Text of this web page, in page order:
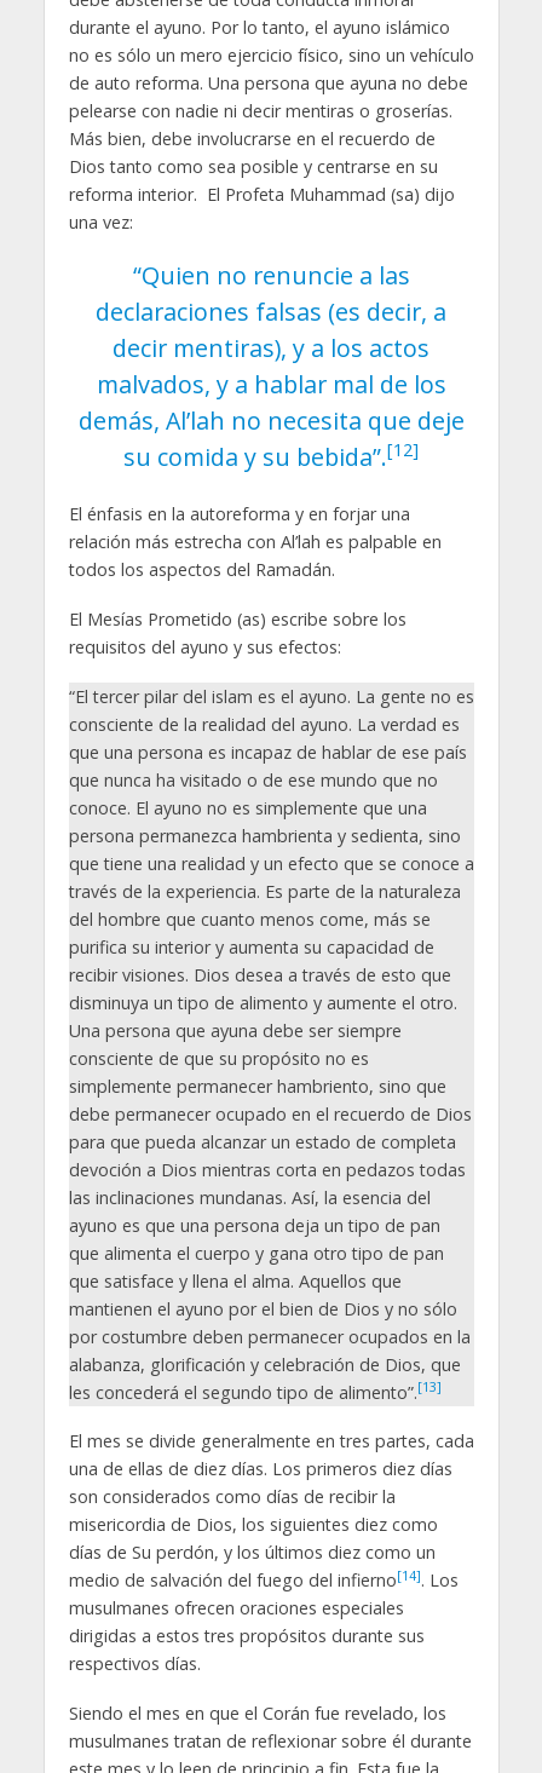
durante el ayuno. Por lo tanto, el ayuno islámico
no es sólo un mero ejercicio físico, sino un vehículo
de auto reforma. Una persona que ayuna no debe
pelearse con nadie ni decir mentiras o groserías.
Más bien, debe involucrarse en el recuerdo de
Dios tanto como sea posible y centrarse en su
reforma interior. El Profeta Muhammad (sa) dijo
una vez:
“Quien no renuncie a las
declaraciones falsas (es decir, a
decir mentiras), y a los actos
malvados, y a hablar mal de los
demás, Al’lah no necesita que deje
su comida y su bebida”.[12]
El énfasis en la autoreforma y en forjar una
relación más estrecha con Al’lah es palpable en
todos los aspectos del Ramadán.
El Mesías Prometido (as) escribe sobre los
requisitos del ayuno y sus efectos:
“El tercer pilar del islam es el ayuno. La gente no es
consciente de la realidad del ayuno. La verdad es
que una persona es incapaz de hablar de ese país
que nunca ha visitado o de ese mundo que no
conoce. El ayuno no es simplemente que una
persona permanezca hambrienta y sedienta, sino
que tiene una realidad y un efecto que se conoce a
través de la experiencia. Es parte de la naturaleza
del hombre que cuanto menos come, más se
purifica su interior y aumenta su capacidad de
recibir visiones. Dios desea a través de esto que
disminuya un tipo de alimento y aumente el otro.
Una persona que ayuna debe ser siempre
consciente de que su propósito no es
simplemente permanecer hambriento, sino que
debe permanecer ocupado en el recuerdo de Dios
para que pueda alcanzar un estado de completa
devoción a Dios mientras corta en pedazos todas
las inclinaciones mundanas. Así, la esencia del
ayuno es que una persona deja un tipo de pan
que alimenta el cuerpo y gana otro tipo de pan
que satisface y llena el alma. Aquellos que
mantienen el ayuno por el bien de Dios y no sólo
por costumbre deben permanecer ocupados en la
alabanza, glorificación y celebración de Dios, que
les concederá el segundo tipo de alimento”.[13]
El mes se divide generalmente en tres partes, cada
una de ellas de diez días. Los primeros diez días
son considerados como días de recibir la
misericordia de Dios, los siguientes diez como
días de Su perdón, y los últimos diez como un
medio de salvación del fuego del infierno[14]. Los
musulmanes ofrecen oraciones especiales
dirigidas a estos tres propósitos durante sus
respectivos días.
Siendo el mes en que el Corán fue revelado, los
musulmanes tratan de reflexionar sobre él durante